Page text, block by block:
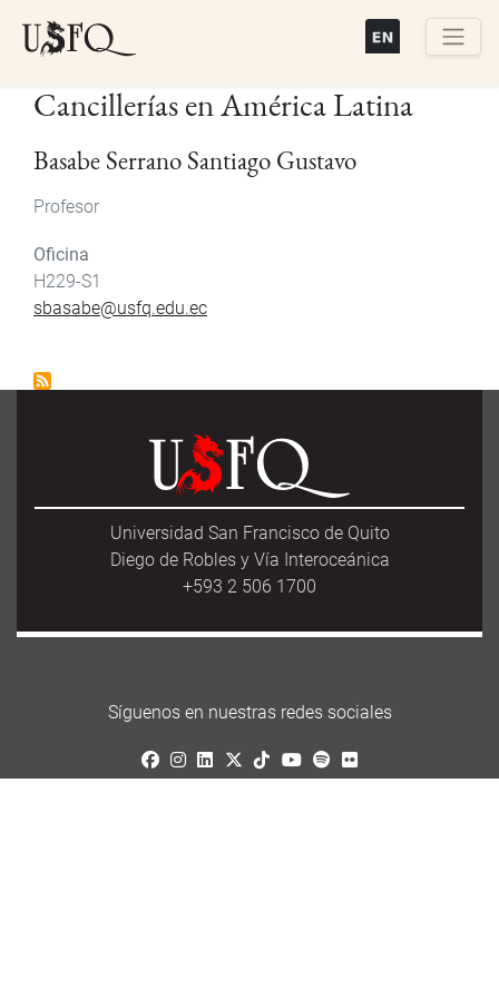
principal
Cancillerías en América Latina
Basabe Serrano Santiago Gustavo
Profesor
Oficina
H229-S1
sbasabe@usfq.edu.ec
Universidad San Francisco de Quito
Diego de Robles y Vía Interoceánica
+593 2 506 1700
Síguenos en nuestras redes sociales